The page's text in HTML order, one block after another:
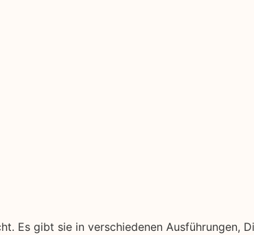
Es gibt sie in verschiedenen Ausführungen,